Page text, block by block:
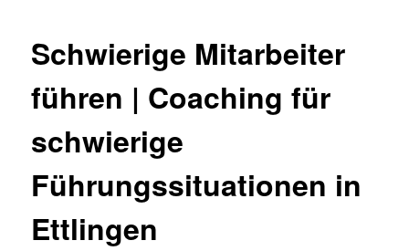
Schwierige Mitarbeiter
führen | Coaching für
schwierige
Führungssituationen in
Ettlingen